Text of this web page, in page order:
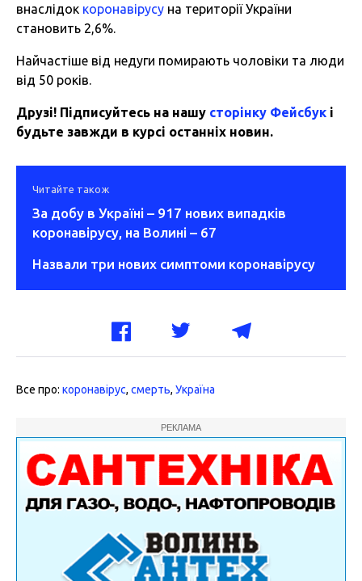
внаслідок коронавірусу на території України
становить 2,6%.
Найчастіше від недуги помирають чоловіки та люди
від 50 років.
Друзі! Підписуйтесь на нашу сторінку Фейсбук і
будьте завжди в курсі останніх новин.
Читайте також
За добу в Україні – 917 нових випадків
коронавірусу, на Волині – 67
Назвали три нових симптоми коронавірусу
Все про: коронавірус, смерть, Україна
РЕКЛАМА